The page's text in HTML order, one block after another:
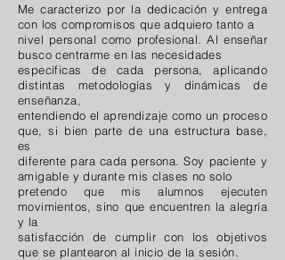
Me caracterizo por la dedicación y entrega
con los compromisos que adquiero tanto a
nivel personal como profesional. Al enseñar
busco centrarme en las necesidades
específicas de cada persona, aplicando
distintas metodologías y dinámicas de
enseñanza,
entendiendo el aprendizaje como un proceso
que, si bien parte de una estructura base,
es
diferente para cada persona. Soy paciente y
amigable y durante mis clases no solo
pretendo que mis alumnos ejecuten
movimientos, sino que encuentren la alegría
y la
satisfacción de cumplir con los objetivos
que se plantearon al inicio de la sesión.